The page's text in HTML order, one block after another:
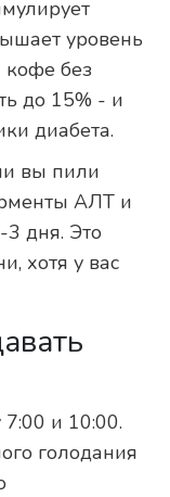
уровень
без
до 15% - и
диабета.
вы пили
АЛТ и
дня. Это
хотя у вас
и 10:00.
голодания